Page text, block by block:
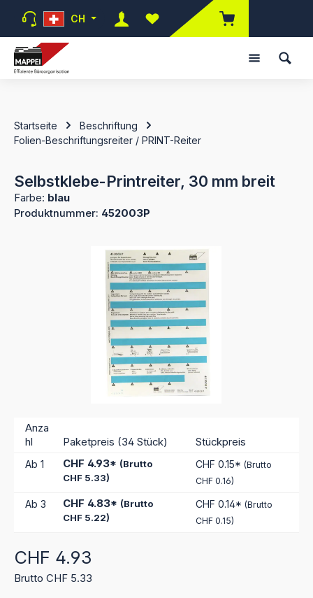
Zum Hauptinhalt springen
CH
Du hast 0 Produkte auf dem
Startseite
Beschriftung
Folien-Beschriftungsreiter / PRINT-Reiter
Selbstklebe-Printreiter, 30 mm breit
Farbe: blau
Produktnummer: 452003P
Bildergalerie überspringen
Anza
hl
Paketpreis (34 Stück) Stückpreis
Ab 1 CHF 4.93* (Brutto
CHF 5.33)
CHF 0.15* (Brutto
CHF 0.16)
Ab 3 CHF 4.83* (Brutto
CHF 5.22)
CHF 0.14* (Brutto
CHF 0.15)
Regulärer Preis:
CHF 4.93
Brutto CHF 5.33